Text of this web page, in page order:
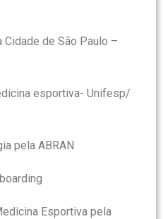
Cidade de São Paulo –
esportiva- Unifesp/
pela ABRAN
Esportiva pela